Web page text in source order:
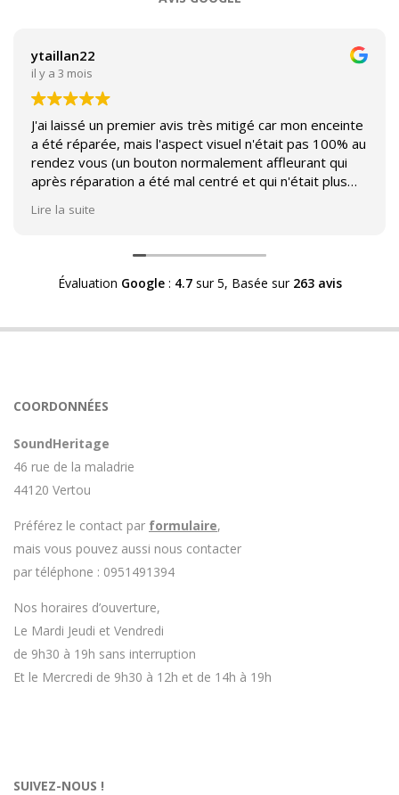
ytaillan22
il y a 3 mois
J'ai laissé un premier avis très mitigé car mon enceinte
a été réparée, mais l'aspect visuel n'était pas 100% au
rendez vous (un bouton normalement affleurant qui
après réparation a été mal centré et qui n'était plus
Héritage afin d'échanger sur mon expérience et on
m'a fourni des explications sur le pourquoi cet aspect
visuel.
enceinte n'est plus fabriqué (et donc vendu) et que
Avoir ce genre d'explication est utile et valorisant pour
rendez le matériel.
Lire la suite
Évaluation Google: 4.7sur 5, Basée sur 263 avis
COORDONNÉES
SoundHeritage
46 rue de la maladrie
44120 Vertou
Préférez le contact par formulaire,
mais vous pouvez aussi nous contacter
par téléphone : 0951491394
Nos horaires d’ouverture,
Le Mardi Jeudi et Vendredi
de 9h30 à 19h sans interruption
Et le Mercredi de 9h30 à 12h et de 14h à 19h
SUIVEZ-NOUS !